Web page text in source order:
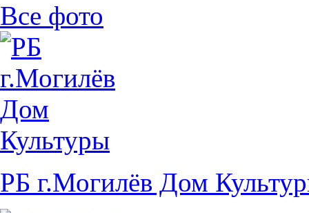
Все фото
РБ г.Могилёв Дом